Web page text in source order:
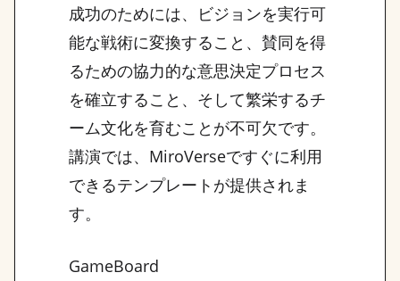
成功のためには、ビジョンを実行可
能な戦術に変換すること、賛同を得
るための協力的な意思決定プロセス
を確立すること、そして繁栄するチ
ーム文化を育むことが不可欠です。
講演では、MiroVerseですぐに利用
できるテンプレートが提供されま
す。
GameBoard